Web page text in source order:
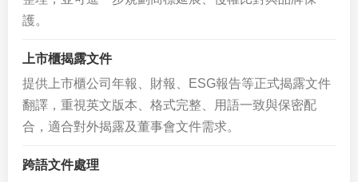
護。
上市櫃揭露文件
提供上市櫃公司年報、財報、ESG報告等正式揭露文件
翻譯，重視英文版本、格式完整、用語一致與保密配
合，適合對外揭露及董事會文件需求。
跨語文件處理